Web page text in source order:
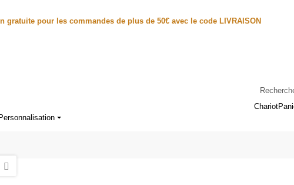
gratuite pour les commandes de plus de 50€ avec le code LIVRAISON
Chariot